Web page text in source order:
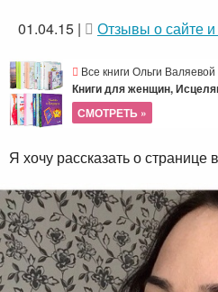
01.04.15 | Отзывы о сайте и
Все книги Ольги Валяевой
Книги для женщин,
СМОТРЕТЬ »
Я хочу рассказать о странице